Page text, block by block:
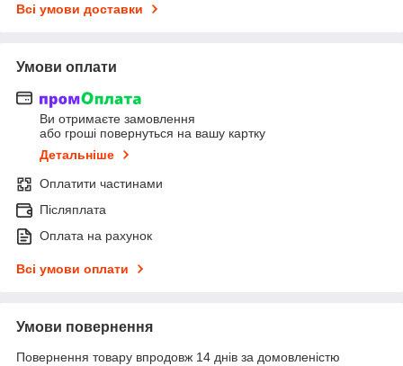
Всі умови доставки
Умови оплати
Ви отримаєте замовлення
або гроші повернуться на вашу картку
Детальніше
Оплатити частинами
Післяплата
Оплата на рахунок
Всі умови оплати
Умови повернення
Повернення товару впродовж 14 днів за домовленістю